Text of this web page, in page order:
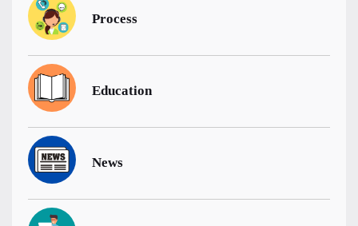
Process
Education
News